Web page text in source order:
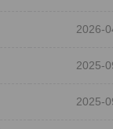
2026-
2025-
2025-